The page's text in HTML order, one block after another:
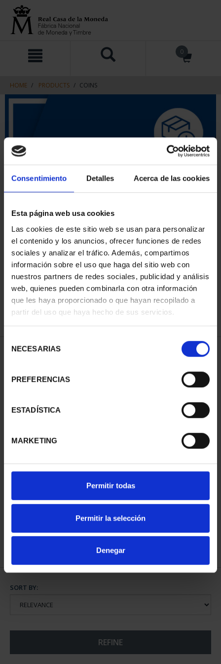
Consentimiento Detalles Acerca de las cookies
Esta página web usa cookies
Las cookies de este sitio web se usan para personalizar
el contenido y los anuncios, ofrecer funciones de redes
sociales y analizar el tráfico. Además, compartimos
información sobre el uso que haga del sitio web con
nuestros partners de redes sociales, publicidad y análisis
web, quienes pueden combinarla con otra información
que les haya proporcionado o que hayan recopilado a
partir del uso que haya hecho de sus servicios.
NECESARIAS
PREFERENCIAS
ESTADÍSTICA
MARKETING
Permitir todas
Permitir la selección
Denegar
navigation
0
HOME PRODUCTS COINS
SORT BY:
REFINE
1 Products found
NATIONAL HERITAGE I -
€73.00
SORT BY:
REFINE